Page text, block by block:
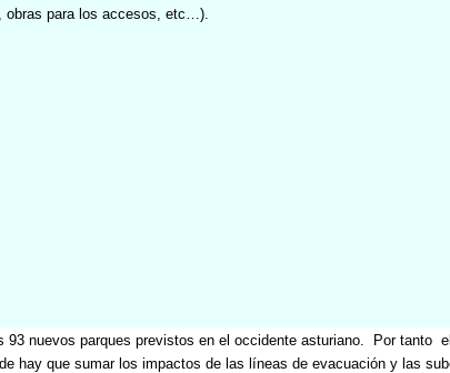
obras para los accesos, etc…).
93 nuevos parques previstos en el occidente asturiano. Por tanto
hay que sumar los impactos de las líneas de evacuación y las